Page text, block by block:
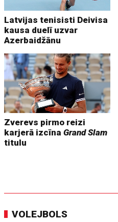
Latvijas tenisisti Deivisa
kausa duelī uzvar
Azerbaidžānu
Zverevs pirmo reizi
karjerā izcīnaGrand Slam
titulu
VOLEJBOLS